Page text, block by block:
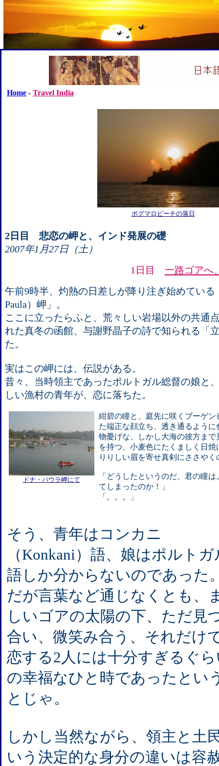
Home - Travel India
ボグマロビーチの落日
2日目 悲恋の岬と、インド発展の礎
2007年1月27日（土）
1日目 一路ゴアへ
午前9時半、灼熱の日差しが降り注ぎ始めている
Paula）岬」。
ここに立ったらふと、荒々しい岩場以外の共通
れた真冬の函館、与謝野晶子の詩で知られる「
た。
実はこの岬には、伝説がある。
昔々、当時領主であったポルトガル総督の娘と
しい漁村の青年が、恋に落ちた。
ドナ・パウラ岬にて
紺碧の瞳と、庭先に咲くブーゲ
た端正な顔立ち、透き通るように
物憂げな、しかし大海の彼方ま
を持つ、小麦色にたくましく日
りりしい眉を寄せ真剣にささやく
「どうしたというのだ、君の瞳
てしまったのか！」
「。。。」
そう、青年はコンカニ
（Konkani）語、娘はポルトガ
語しか分からないのであった
だが言葉など通じなくとも、
しいゴアの太陽の下、ただ見
合い、微笑み合う、それだけ
恋する2人には十分すぎるぐ
の幸福なひと時であったとい
とじゃ。
しかし当然ながら、領主と土
いう決定的な身分の違いは容